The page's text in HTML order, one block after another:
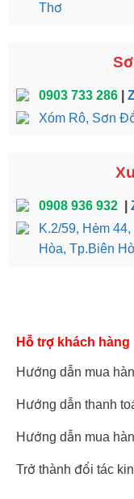
Thơ
0903 733 286|
Xóm Rô, Sơn
0908 936 932
K.2/59, Hẻm
Hòa, Tp.Biên
Hỗ trợ khách hàng
Hướng dẫn mua
Hướng dẫn thanh
Hướng dẫn mua
Trở thành đối tác